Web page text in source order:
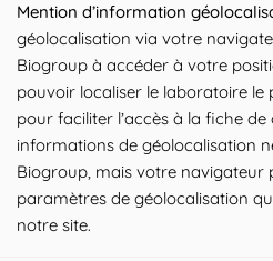
Mention d’information
géolocalisation via votre
Biogroup à accéder à votre
pouvoir localiser le laboratoire le
pour faciliter l’accès à la fiche
informations de géolocalisation
Biogroup, mais votre navigateur
paramètres de géolocalisation
notre site.